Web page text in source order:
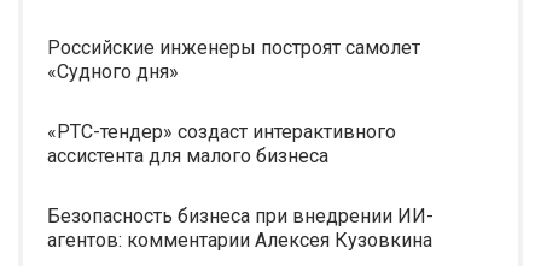
Российские инженеры построят самолет
«Судного дня»
«РТС-тендер» создаст интерактивного
ассистента для малого бизнеса
Безопасность бизнеса при внедрении ИИ-
агентов: комментарии Алексея Кузовкина